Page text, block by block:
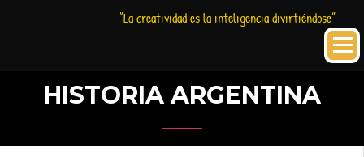
“La creatividad es la inteligencia divirtiéndose”
HISTORIA ARGENTINA